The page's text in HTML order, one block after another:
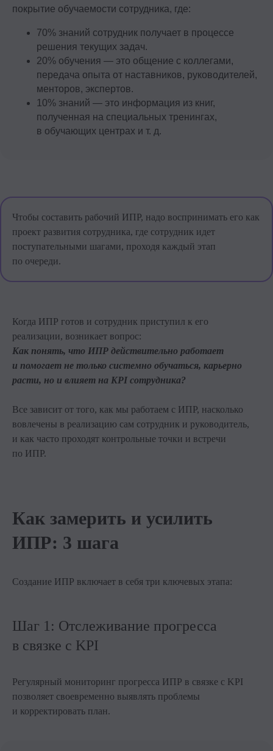
покрытие обучаемости сотрудника, где:
70% знаний сотрудник получает в процессе
решения текущих задач.
20% обучения — это общение с коллегами,
передача опыта от наставников, руководителей,
менторов, экспертов.
10% знаний — это информация из книг,
полученная на специальных тренингах,
в обучающих центрах и т. д.
Чтобы составить рабочий ИПР, надо воспринимать его как
проект развития сотрудника, где сотрудник идет
поступательными шагами, проходя каждый этап
по очереди.
Когда ИПР готов и сотрудник приступил к его
реализации, возникает вопрос:
Как понять, что ИПР действительно работает
и помогает не только системно обучаться, карьерно
расти, но и влияет на KPI сотрудника?
Все зависит от того, как мы работаем с ИПР, насколько
вовлечены в реализацию сам сотрудник и руководитель,
и как часто проходят контрольные точки и встречи
по ИПР.
Как замерить и усилить
ИПР: 3 шага
Создание ИПР включает в себя три ключевых этапа:
Шаг 1: Отслеживание прогресса
в связке с KPI
Регулярный мониторинг прогресса ИПР в связке с KPI
позволяет своевременно выявлять проблемы
и корректировать план.
Хотите посмотреть, как устроен
курс?
Откроем доступ к платформе
topcareer, одному из уроков курса,
познакомим с образовательным
процессом ↓
Онлайн-курс Удержание
сотрудников